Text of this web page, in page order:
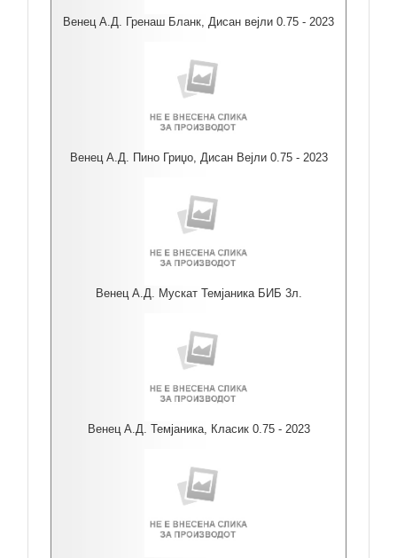
Венец А.Д. Гренаш Бланк, Дисан вејли 0.75 - 2023
Венец А.Д. Пино Гриџо, Дисан Вејли 0.75 - 2023
Венец А.Д. Мускат Темјаника БИБ 3л.
Венец А.Д. Темјаника, Класик 0.75 - 2023